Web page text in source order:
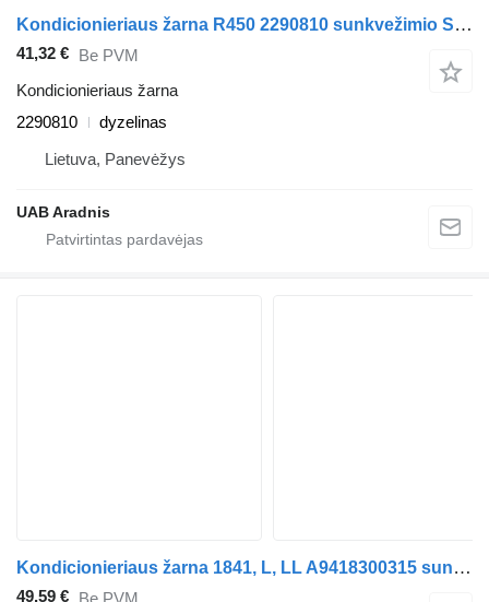
Kondicionieriaus žarna R450 2290810 sunkvežimio Scania L,P,G,R,S series
41,32 € Be PVM
Kondicionieriaus žarna
2290810
dyzelinas
Lietuva, Panevėžys
UAB Aradnis
Kondicionieriaus žarna 1841, L, LL A9418300315 sunkvežimio Mercedes-Benz ACTROS MP2 / MP3
49,59 € Be PVM